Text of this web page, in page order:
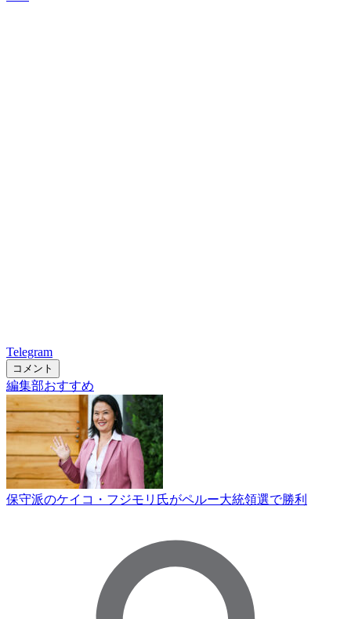
Telegram
コメント
編集部おすすめ
保守派のケイコ・フジモリ氏がペルー大統領選で勝利